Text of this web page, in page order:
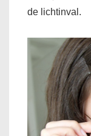
de lichtinval.